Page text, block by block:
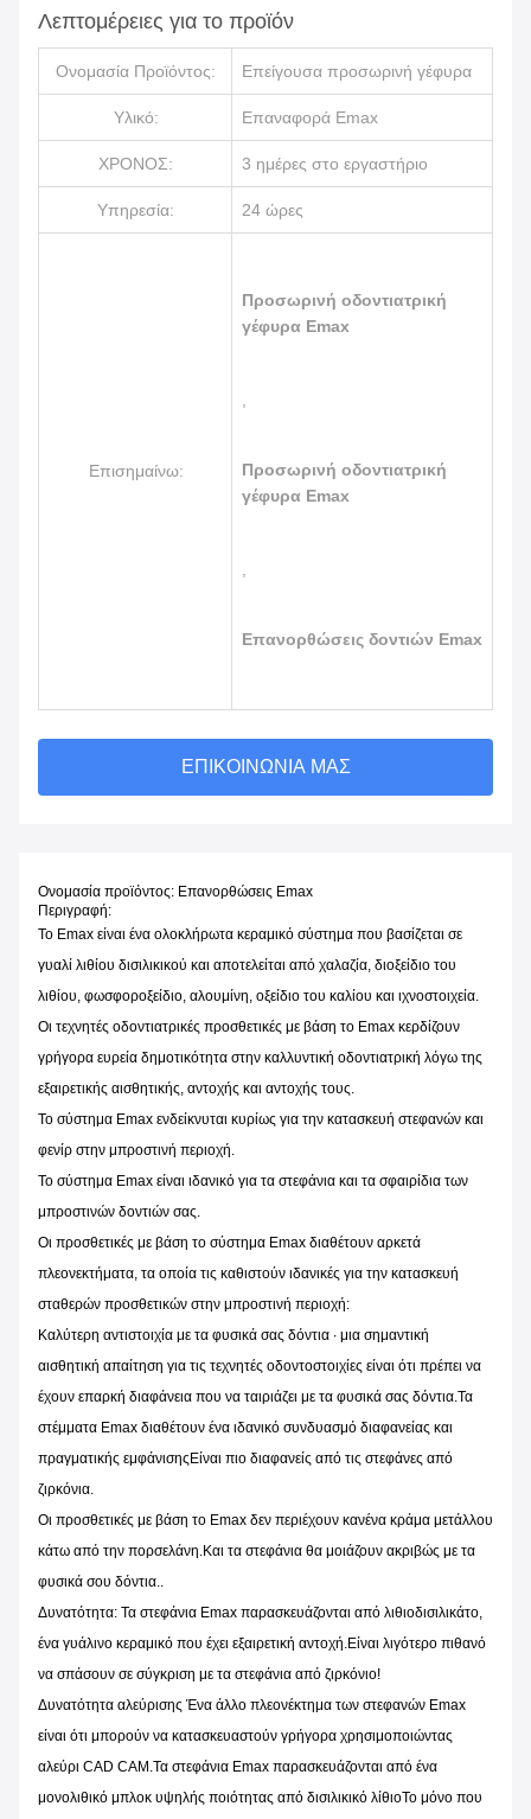
Λεπτομέρειες για το προϊόν
Ονομασία Προϊόντος: Επείγουσα προσωρινή γέφυρα
Υλικό: Επαναφορά Emax
ΧΡΟΝΟΣ: 3 ημέρες στο εργαστήριο
Υπηρεσία: 24 ώρες
Επισημαίνω:
Προσωρινή οδοντιατρική
γέφυρα Emax
Προσωρινή οδοντιατρική
γέφυρα Emax
Επανορθώσεις δοντιών Emax
ΕΠΙΚΟΙΝΩΝΊΑ ΜΑΣ
Ονομασία προϊόντος: Επανορθώσεις Emax
Περιγραφή:
Το Emax είναι ένα ολοκλήρωτα κεραμικό σύστημα που βασίζεται σε
γυαλί λιθίου δισιλικικού και αποτελείται από χαλαζία, διοξείδιο του
λιθίου, φωσφοροξείδιο, αλουμίνη, οξείδιο του καλίου και ιχνοστοιχεία.
Οι τεχνητές οδοντιατρικές προσθετικές με βάση το Emax κερδίζουν
γρήγορα ευρεία δημοτικότητα στην καλλυντική οδοντιατρική λόγω της
εξαιρετικής αισθητικής, αντοχής και αντοχής τους.
Το σύστημα Emax ενδείκνυται κυρίως για την κατασκευή στεφανών και
φενίρ στην μπροστινή περιοχή.
Το σύστημα Emax είναι ιδανικό για τα στεφάνια και τα σφαιρίδια των
μπροστινών δοντιών σας.
Οι προσθετικές με βάση το σύστημα Emax διαθέτουν αρκετά
πλεονεκτήματα, τα οποία τις καθιστούν ιδανικές για την κατασκευή
σταθερών προσθετικών στην μπροστινή περιοχή:
Καλύτερη αντιστοιχία με τα φυσικά σας δόντια ∙ μια σημαντική
αισθητική απαίτηση για τις τεχνητές οδοντοστοιχίες είναι ότι πρέπει να
έχουν επαρκή διαφάνεια που να ταιριάζει με τα φυσικά σας δόντια.Τα
στέμματα Emax διαθέτουν ένα ιδανικό συνδυασμό διαφανείας και
πραγματικής εμφάνισηςΕίναι πιο διαφανείς από τις στεφάνες από
ζιρκόνια.
Οι προσθετικές με βάση το Emax δεν περιέχουν κανένα κράμα μετάλλου
κάτω από την πορσελάνη.Και τα στεφάνια θα μοιάζουν ακριβώς με τα
φυσικά σου δόντια..
Δυνατότητα: Τα στεφάνια Emax παρασκευάζονται από λιθιοδισιλικάτο,
ένα γυάλινο κεραμικό που έχει εξαιρετική αντοχή.Είναι λιγότερο πιθανό
να σπάσουν σε σύγκριση με τα στεφάνια από ζιρκόνιο!
Δυνατότητα αλεύρισης Ένα άλλο πλεονέκτημα των στεφανών Emax
είναι ότι μπορούν να κατασκευαστούν γρήγορα χρησιμοποιώντας
αλεύρι CAD CAM.Τα στεφάνια Emax παρασκευάζονται από ένα
μονολιθικό μπλοκ υψηλής ποιότητας από δισιλικικό λίθιοΤο μόνο που